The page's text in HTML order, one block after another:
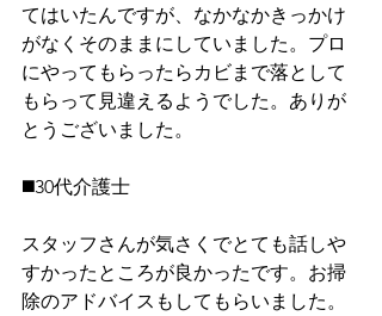
てはいたんですが、なかなかきっかけ
がなくそのままにしていました。プロ
にやってもらったらカビまで落として
もらって見違えるようでした。ありが
とうございました。
◼️30代介護士
スタッフさんが気さくでとても話しや
すかったところが良かったです。お掃
除のアドバイスもしてもらいました。